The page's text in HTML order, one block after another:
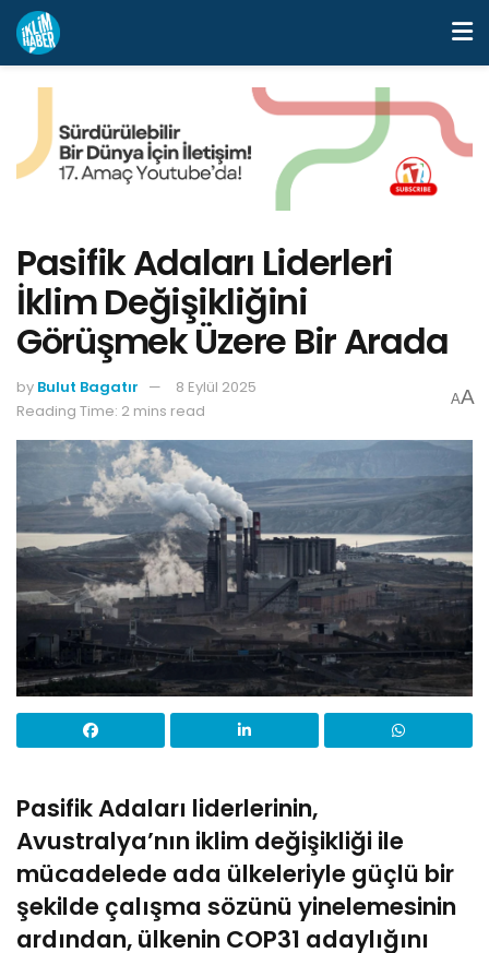
Pasifik Adaları Liderleri
İklim Değişikliğini
Görüşmek Üzere Bir Arada
by Bulut Bagatır
8 Eylül 2025
Reading Time: 2 mins read
AA
Pasifik Adaları liderlerinin,
Avustralya’nın iklim değişikliği ile
mücadelede ada ülkeleriyle güçlü bir
şekilde çalışma sözünü yinelemesinin
ardından, ülkenin COP31 adaylığını